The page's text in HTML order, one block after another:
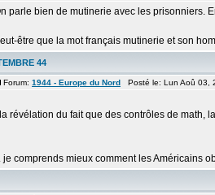
parle bien de mutinerie avec les prisonniers.
être que la mot français mutinerie et son
44
Forum: 1944 - Europe du Nord Posté le: Lun Aoû
révélation du fait que des contrôles de math,
je comprends mieux comment les Américains